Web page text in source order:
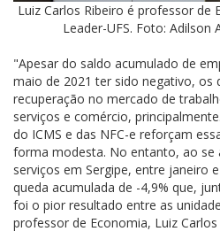
Luiz Carlos Ribeiro é professor de
Leader-UFS. Foto: Adilson
"Apesar do saldo acumulado de
maio de 2021 ter sido negativo, os
recuperação no mercado de
serviços e comércio,
do ICMS e das NFC-e reforçam
forma modesta. No entanto, ao se
serviços em Sergipe, entre janeiro
queda acumulada de -4,9% que,
foi o pior resultado entre as
professor de Economia, Luiz Carlos